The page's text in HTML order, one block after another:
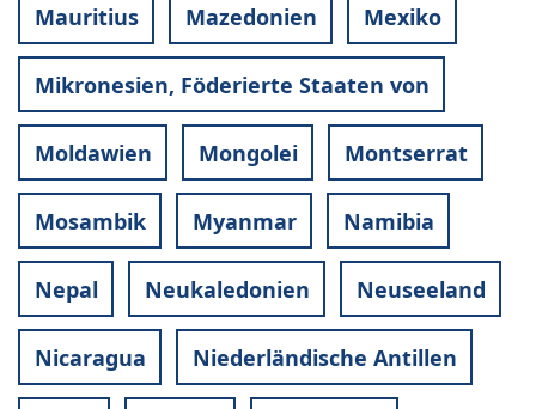
Mauritius Mazedonien Mexiko
Mikronesien, Föderierte Staaten von
Moldawien Mongolei Montserrat
Mosambik Myanmar Namibia
Nepal Neukaledonien Neuseeland
Nicaragua Niederländische Antillen